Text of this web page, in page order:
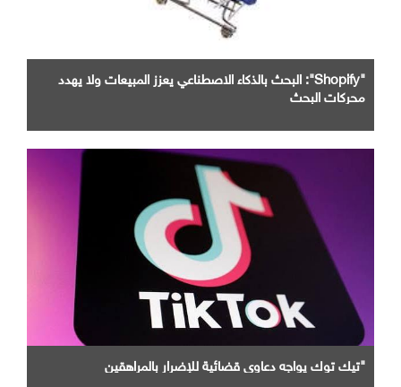
"Shopify": البحث بالذكاء الاصطناعي يعزز المبيعات ولا يهدد
محركات البحث
"تيك توك يواجه دعاوى قضائية للإضرار بالمراهقين